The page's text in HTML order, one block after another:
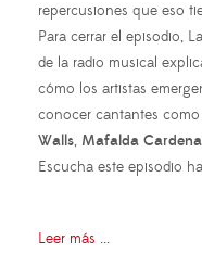
repercusiones que eso
Para cerrar el episodio,
de la radio musical
cómo los artistas
conocer cantantes
Walls, Mafalda
Escucha este episodio
Leer más ...